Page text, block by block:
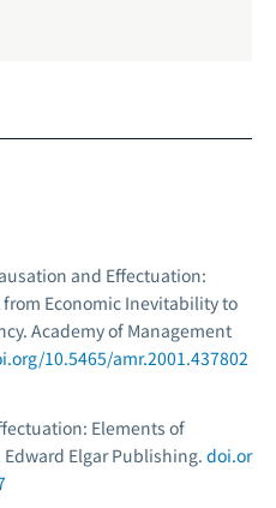
and Effectuation:
Economic Inevitability to
Academy of Management
10.5465/amr.2001.437802
Elements of
Edward Elgar Publishing. doi.or